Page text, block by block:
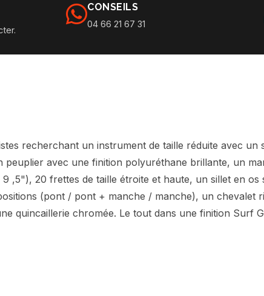
CONSEILS
04 66 21 67 31
recherchant un instrument de taille réduite avec un
avec une finition polyuréthane brillante, un
,5"), 20 frettes de taille étroite et haute, un sillet en
(pont / pont + manche / manche), un chevalet
quincaillerie chromée. Le tout dans une finition Surf